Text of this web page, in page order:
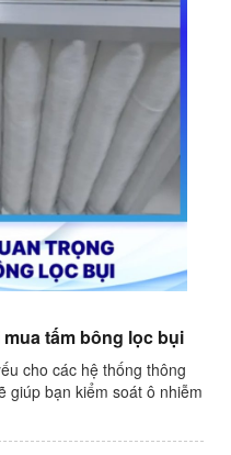
tấm bông lọc bụi
cho các hệ thống thông
giúp bạn kiểm soát ô nhiễm